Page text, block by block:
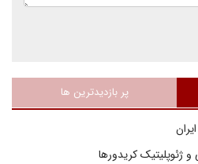
پر بازدیدترین ها
ژئوپلیتیک کریدورها